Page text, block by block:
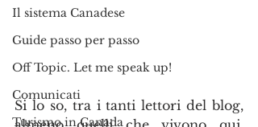
Il sistema Canadese
Guide passo per passo
Off Topic. Let me speak up!
Comunicati
Turismo in Canada
Si lo so, tra i tanti lettori del blog,